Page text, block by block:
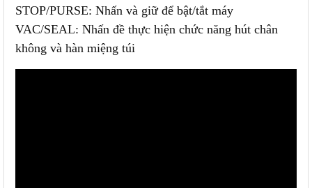
STOP/PURSE: Nhấn và giữ để bật/tắt máy
VAC/SEAL: Nhấn đề thực hiện chức năng hút chân
không và hàn miệng túi